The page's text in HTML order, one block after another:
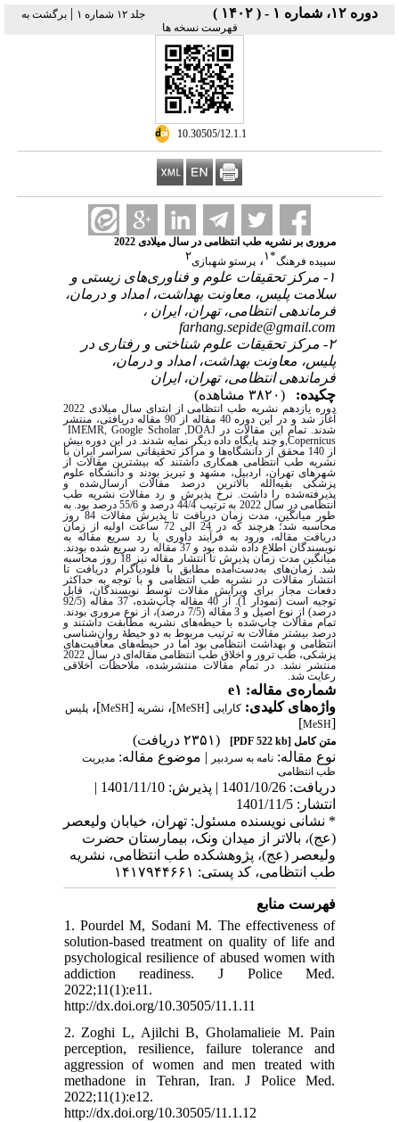
دوره ۱۲، شماره ۱ - ( ۱۴۰۲ ) جلد ۱۲ شماره ۱ | برگشت به
فهرست نسخه ها
‎ 10.30505/12.1.1
مروری بر نشریه طب انتظامی در سال میلادی 2022
سپیده فرهنگ*۱ ، پرستو شهبازی۲
۱- مرکز تحقیقات علوم و فناوری‌های زیستی و
سلامت پلیس، معاونت بهداشت، امداد و درمان،
فرماندهی انتظامی، تهران، ایران ،
farhang.sepide@gmail.com
۲- مرکز تحقیقات علوم شناختی و رفتاری در
پلیس، معاونت بهداشت، امداد و درمان،
فرماندهی انتظامی، تهران، ایران
چکیده:
(۳۸۲۰ مشاهده)
دوره یازدهم نشریه طب انتظامی از ابتدای سال میلادی 2022
آغاز شد و در این دوره 40 مقاله از 90 مقاله دریافتی، منتشر
شدند. تمام این مقالات درDOAJ
,
IMEMR, Google Scholar
,Copernicusو چند پایگاه داده دیگر نمایه شدند. در این دوره بیش
از 140 محقق از دانشگاه‌ها و مراکز تحقیقاتی سراسر ایران با
نشریه طب انتظامی همکاری داشتند که بیشترین مقالات از
شهرهای تهران، اردبیل، مشهد و تبریز بودند و دانشگاه علوم
پزشکی بقیه‌الله بالاترین درصد مقالات ارسال‌شده و
پذیرفته‌شده را داشت. نرخ پذیرش و رد مقالات نشریه طب
انتظامی در سال 2022 به ترتیب 44/4 درصد و 55/6 درصد بود. به
طور میانگین، مدت زمان دریافت تا پذیرش مقالات 84 روز
محاسبه شد؛ هرچند که در 24 الی 72 ساعت اولیه از زمان
دریافت مقاله، ورود به فرآیند داوری یا رد سریع مقاله به
نویسندگان اطلاع داده شده بود و 37 مقاله رد سریع شده بودند.
میانگین مدت زمان پذیرش تا انتشار مقاله نیز 18 روز محاسبه
شد. ‌زمان‌های به‌دست‌آمده مطابق با فلودیاگرام دریافت تا
انتشار مقالات در نشریه طب انتظامی و با توجه به حداکثر
دفعات مجاز برای ویرایش مقالات توسط نویسندگان، قابل
توجیه است (نمودار 1). از 40 مقاله چاپ‌شده، 37 مقاله (92/5
درصد) از نوع اصیل و 3 مقاله (7/5 درصد)، از نوع مروری بودند.
تمام مقالات چاپ‌شده با حیطه‌های نشریه مطابقت داشتند و
درصد بیشتر مقالات به ترتیب مربوط به دو حیطۀ روان‌شناسی
انتظامی و بهداشت انتظامی بود اما در حیطه‌های معافیت‌های
پزشکی، طب ترور و اخلاق طب انتظامی مقاله‌ای در سال 2022
منتشر نشد. در تمام مقالات منتشرشده، ملاحظات اخلاقی
رعایت شد.
شماره‌ی مقاله: e۱
واژه‌های کلیدی: کارایی[
MeSH]، نشریه[
MeSH]، پلیس
[
MeSH
]
متن کامل[PDF 522 kb]
(۲۳۵۱ دریافت)
نوع مقاله: نامه به سردبير | موضوع مقاله: مدیریت
طب انتظامی
دریافت: 1401/10/26 | پذیرش: 1401/11/10 |
انتشار: 1401/11/5
* نشانی نویسنده مسئول: تهران، خیابان ولیعصر
(عج)، بالاتر از میدان ونک، بیمارستان حضرت
ولیعصر (عج)، پژوهشکده طب انتظامی، نشریه
طب انتظامی، کد پستی: ۱۴۱۷۹۴۴۶۶۱
فهرست منابع
1. Pourdel M, Sodani M. The effectiveness of
solution-based treatment on quality of life and
psychological resilience of abused women with
addiction readiness. J Police Med.
2022;11(1):e11.
http://dx.doi.org/10.30505/11.1.11
2. Zoghi L, Ajilchi B, Gholamalieie M. Pain
perception, resilience, failure tolerance and
aggression of women and men treated with
methadone in Tehran, Iran. J Police Med.
2022;11(1):e12.
http://dx.doi.org/10.30505/11.1.12